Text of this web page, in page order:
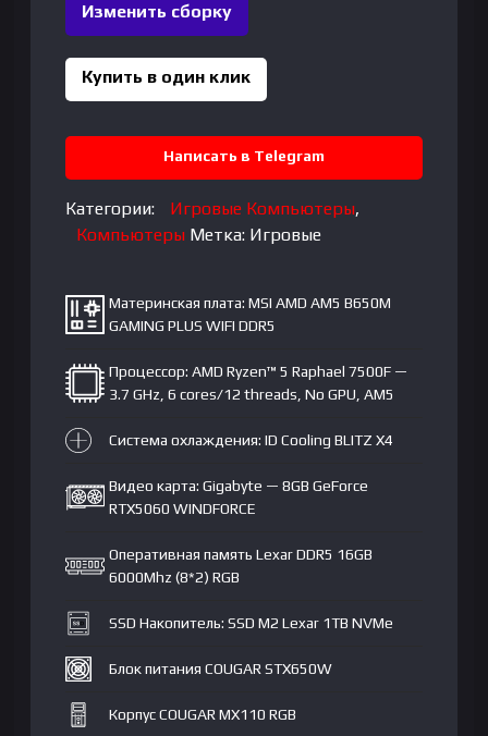
5000
Series
AMD
Ryzen™
Raphael
7500F
ОЗУ
DDR5
6000
Mhz
|
8GB
GeForce
RTX5060|
1TB
NVMe
Изменить сборку
Купить в один клик
Написать в Telegram
Категории: Игровые Компьютеры,
Компьютеры Метка: Игровые
Материнская плата: MSI AMD AM5 B650M
GAMING PLUS WIFI DDR5
Процессор: AMD Ryzen™ 5 Raphael 7500F —
3.7 GHz, 6 cores/12 threads, No GPU, AM5
Система охлаждения: ID Cooling BLITZ X4
Видео карта: Gigabyte — 8GB GeForce
RTX5060 WINDFORCE
Оперативная память Lexar DDR5 16GB
6000Mhz (8*2) RGB
SSD Накопитель: SSD M2 Lexar 1TB NVMe
Блок питания COUGAR STX650W
Корпус COUGAR MX110 RGB